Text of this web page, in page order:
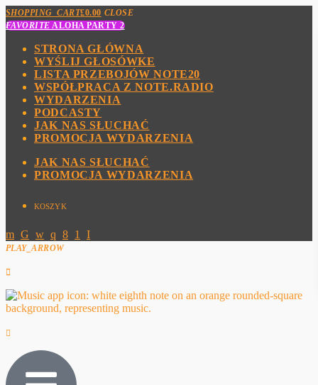
SHOPPING_CART£0.00 CLOSE
FAVORITE ALOHA PARTY 2
STRONA GŁÓWNA
WYŚLIJ GŁOSÓWKE
LISTA PRZEBOJÓW NOTE20
WSPÓŁPRACA Z NOTE.RADIO
WYDARZENIA
PODCASTY
JAK NAS SŁUCHAĆ
PROMOCJA WYDARZENIA
JAK NAS SŁUCHAĆ
PROMOCJA WYDARZENIA
KOSZYK
PLAY_ARROW